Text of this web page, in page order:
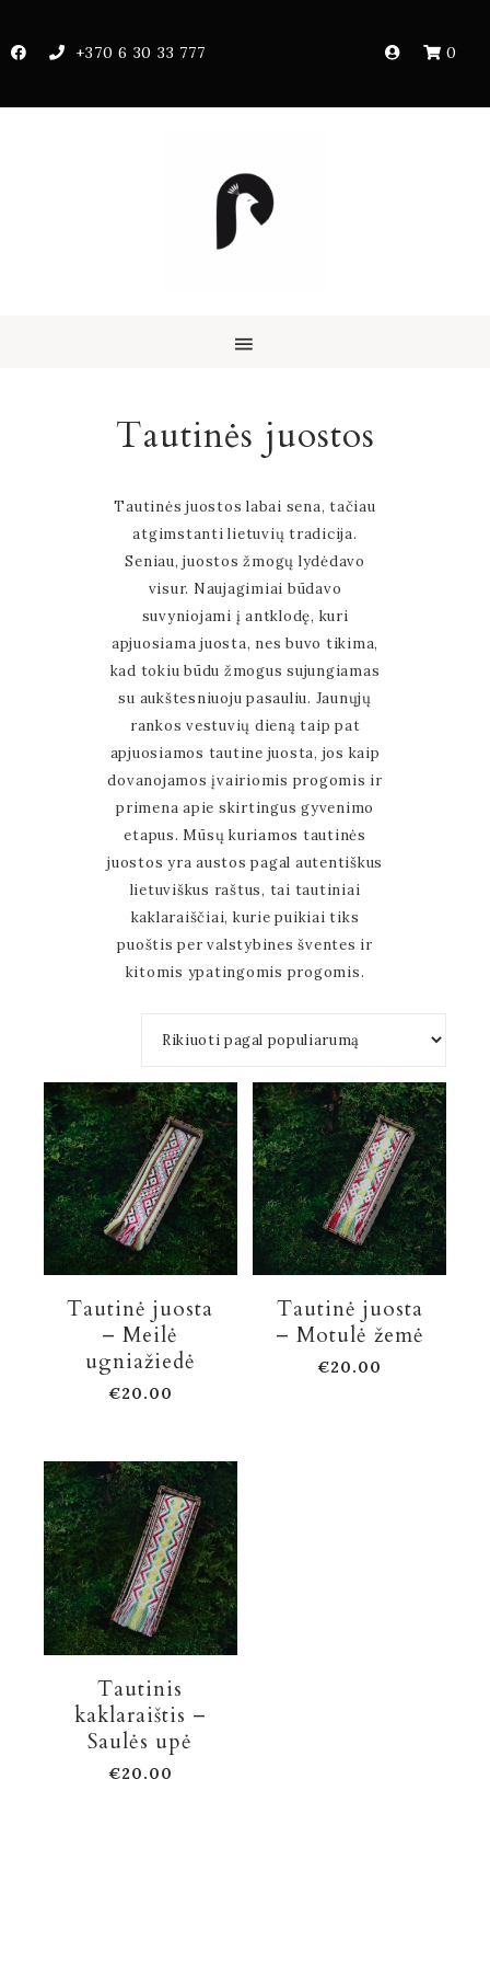
+370 6 30 33 777 0
Tautinės juostos
Tautinės juostos labai sena, tačiau
atgimstanti lietuvių tradicija.
Seniau, juostos žmogų lydėdavo
visur. Naujagimiai būdavo
suvyniojami į antklodę, kuri
apjuosiama juosta, nes buvo tikima,
kad tokiu būdu žmogus sujungiamas
su aukštesniuoju pasauliu. Jaunųjų
rankos vestuvių dieną taip pat
apjuosiamos tautine juosta, jos kaip
dovanojamos įvairiomis progomis ir
primena apie skirtingus gyvenimo
etapus. Mūsų kuriamos tautinės
juostos yra austos pagal autentiškus
lietuviškus raštus, tai tautiniai
kaklaraiščiai, kurie puikiai tiks
puoštis per valstybines šventes ir
kitomis ypatingomis progomis.
Tautinė juosta
– Meilė
ugniažiedė
€20.00
Tautinė juosta
– Motulė žemė
€20.00
Tautinis
kaklaraištis –
Saulės upė
€20.00